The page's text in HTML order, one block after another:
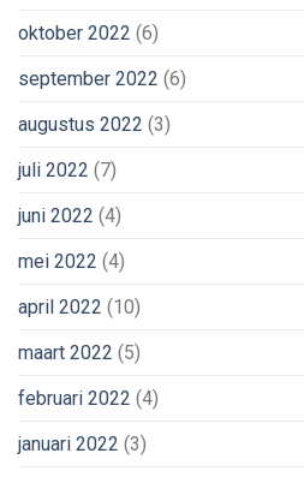
oktober 2022 (6)
september 2022 (6)
augustus 2022 (3)
juli 2022 (7)
juni 2022 (4)
mei 2022 (4)
april 2022 (10)
maart 2022 (5)
februari 2022 (4)
januari 2022 (3)